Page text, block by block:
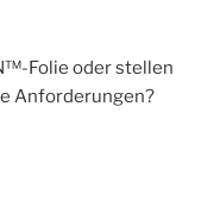
Folie oder stellen
Anforderungen?